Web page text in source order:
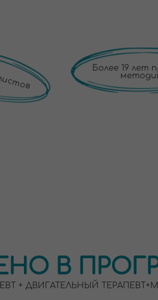
Состоит
Массаж